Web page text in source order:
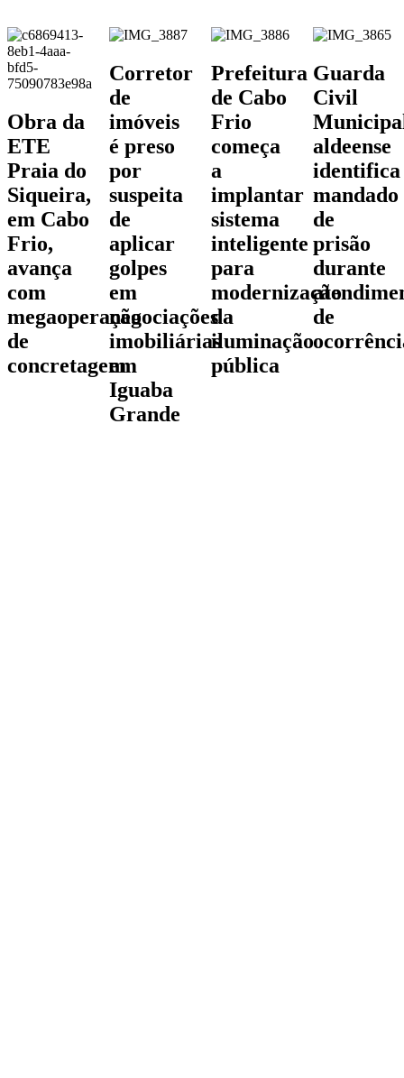
Obra da
ETE
Praia do
Siqueira,
em Cabo
Frio,
avança
com
megaoperação
de
concretagem
Corretor
de
imóveis
é preso
por
suspeita
de
aplicar
golpes
em
negociações
imobiliárias
em
Iguaba
Grande
Prefeitura
de Cabo
Frio
começa
a
implantar
sistema
inteligente
para
modernização
da
iluminação
pública
Guarda
Civil
aldeense
identifica
mandado
de
prisão
durante
de